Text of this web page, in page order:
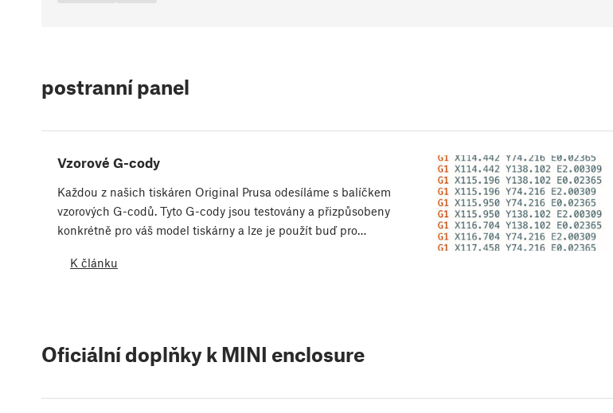
postranní panel
Vzorové G-cody
Každou z našich tiskáren Original Prusa odesíláme s balíčkem
vzorových G-codů. Tyto G-cody jsou testovány a přizpůsobeny
konkrétně pro váš model tiskárny a lze je použít buď pro…
K článku
Oficiální doplňky k MINI enclosure